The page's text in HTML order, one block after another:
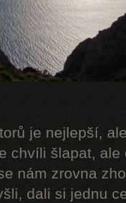
je nejlepší,
chvíli šlapat,
nám zrovna
dali si jednu